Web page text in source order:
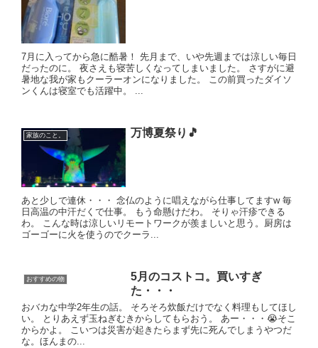
7月に入ってから急に酷暑！ 先月まで、いや先週までは涼しい毎日
だったのに。 夜さえも寝苦しくなってしまいました。 さすがに避
暑地な我が家もクーラーオンになりました。 この前買ったダイソ
ンくんは寝室でも活躍中。 ...
家族のこと。 万博夏祭り🎵
あと少しで連休・・・ 念仏のように唱えながら仕事してますw 毎
日高温の中汗だくで仕事。 もう命懸けだわ。 そりゃ汗疹できる
わ。 こんな時は涼しいリモートワークが羨ましいと思う。厨房は
ゴーゴーに火を使うのでクーラ...
おすすめの物
5月のコストコ。買いすぎ
た・・・
おバカな中学2年生の話。 そろそろ炊飯だけでなく料理もしてほし
い。 とりあえず玉ねぎむきからしてもらおう。 あー・・・😭そこ
からかよ。 こいつは災害が起きたらまず先に死んでしまうやつだ
な。ほんまの...